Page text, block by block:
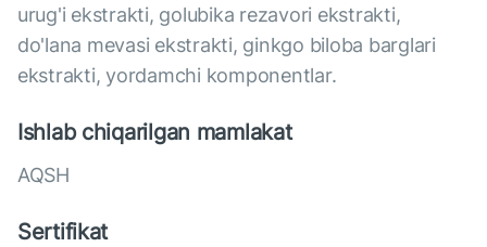
urug'i ekstrakti, golubika rezavori ekstrakti,
do'lana mevasi ekstrakti, ginkgo biloba barglari
ekstrakti, yordamchi komponentlar.
Ishlab chiqarilgan mamlakat
AQSH
Sertifikat